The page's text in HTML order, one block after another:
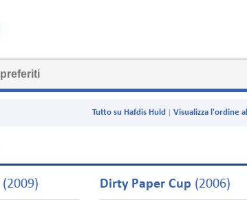
Visualizza l'ordine
Tutto su Hafdis Huld
(2009) Dirty Paper Cup (2006)